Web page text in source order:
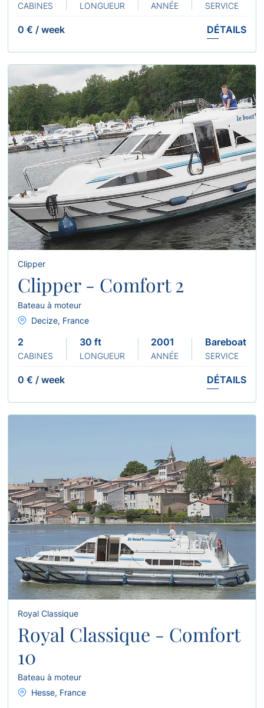
CABINES LONGUEUR ANNÉE SERVICE
0 € / week DÉTAILS
Clipper
Clipper - Comfort 2
Bateau à moteur
Decize, France
2
CABINES
30 ft
LONGUEUR
2001
ANNÉE
Bareboat
SERVICE
0 € / week DÉTAILS
Royal Classique
Royal Classique - Comfort
10
Bateau à moteur
Hesse, France